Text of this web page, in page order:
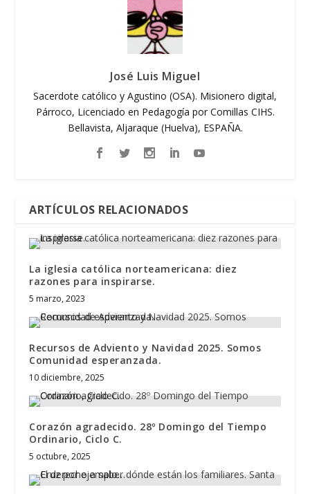
José Luis Miguel
Sacerdote católico y Agustino (OSA). Misionero digital,
Párroco, Licenciado en Pedagogía por Comillas CIHS.
Bellavista, Aljaraque (Huelva), ESPAÑA.
ARTÍCULOS RELACIONADOS
La iglesia católica norteamericana: diez
razones para inspirarse.
5 marzo, 2023
Recursos de Adviento y Navidad 2025. Somos
Comunidad esperanzada.
10 diciembre, 2025
Corazón agradecido. 28º Domingo del Tiempo
Ordinario, Ciclo C.
5 octubre, 2025